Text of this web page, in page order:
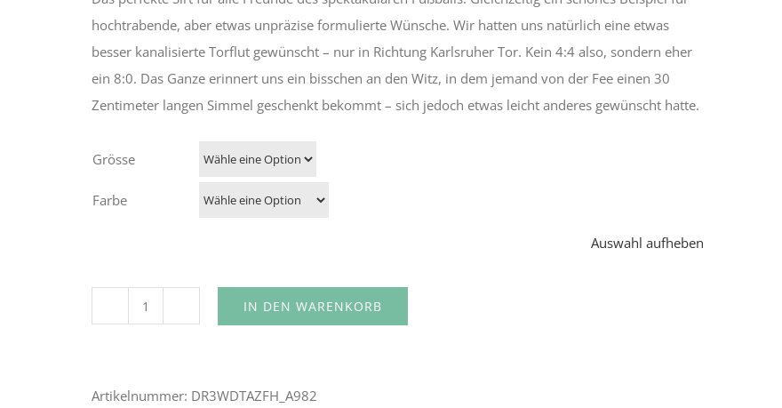
hochtrabende, aber etwas unpräzise formulierte Wünsche. Wir hatten uns natürlich eine etwas
besser kanalisierte Torflut gewünscht – nur in Richtung Karlsruher Tor. Kein 4:4 also, sondern eher
ein 8:0. Das Ganze erinnert uns ein bisschen an den Witz, in dem jemand von der Fee einen 30
Zentimeter langen Simmel geschenkt bekommt – sich jedoch etwas leicht anderes gewünscht hatte.
Grösse
Farbe
Auswahl aufheben
|
IN DEN WARENKORB
Artikelnummer: DR3WDTAZFH_A982